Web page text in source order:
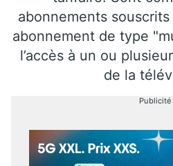
abonnements souscrits
abonnement de type
l’accès à un ou
de la
Publicité